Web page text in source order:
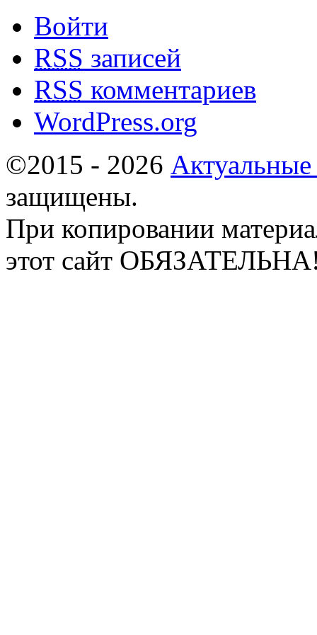
Войти
RSS записей
RSS комментариев
WordPress.org
©2015 - 2026
защищены.
При копировании
этот сайт